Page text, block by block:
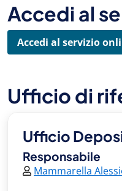
Accedi al
Accedi al servizio
Ufficio di
Ufficio
Responsabile
Mammarella